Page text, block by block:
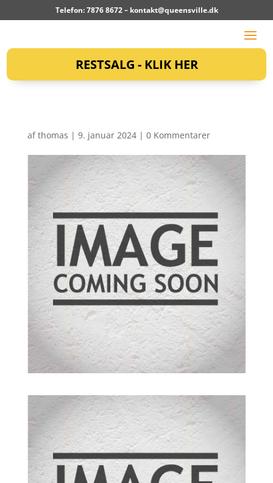
Telefon: 7876 8672 – kontakt@queensville.dk
RESTSALG - KLIK HER
afthomas | 9. januar 2024| 0 Kommentarer